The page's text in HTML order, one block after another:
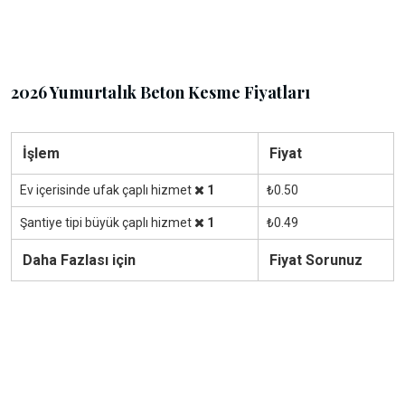
2026 Yumurtalık Beton Kesme Fiyatları
İşlem Fiyat
Ev içerisinde ufak çaplı hizmet 1 ₺0.50
Şantiye tipi büyük çaplı hizmet 1 ₺0.49
Daha Fazlası için Fiyat Sorunuz